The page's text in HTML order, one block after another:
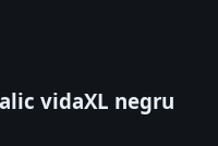
vidaXL negru